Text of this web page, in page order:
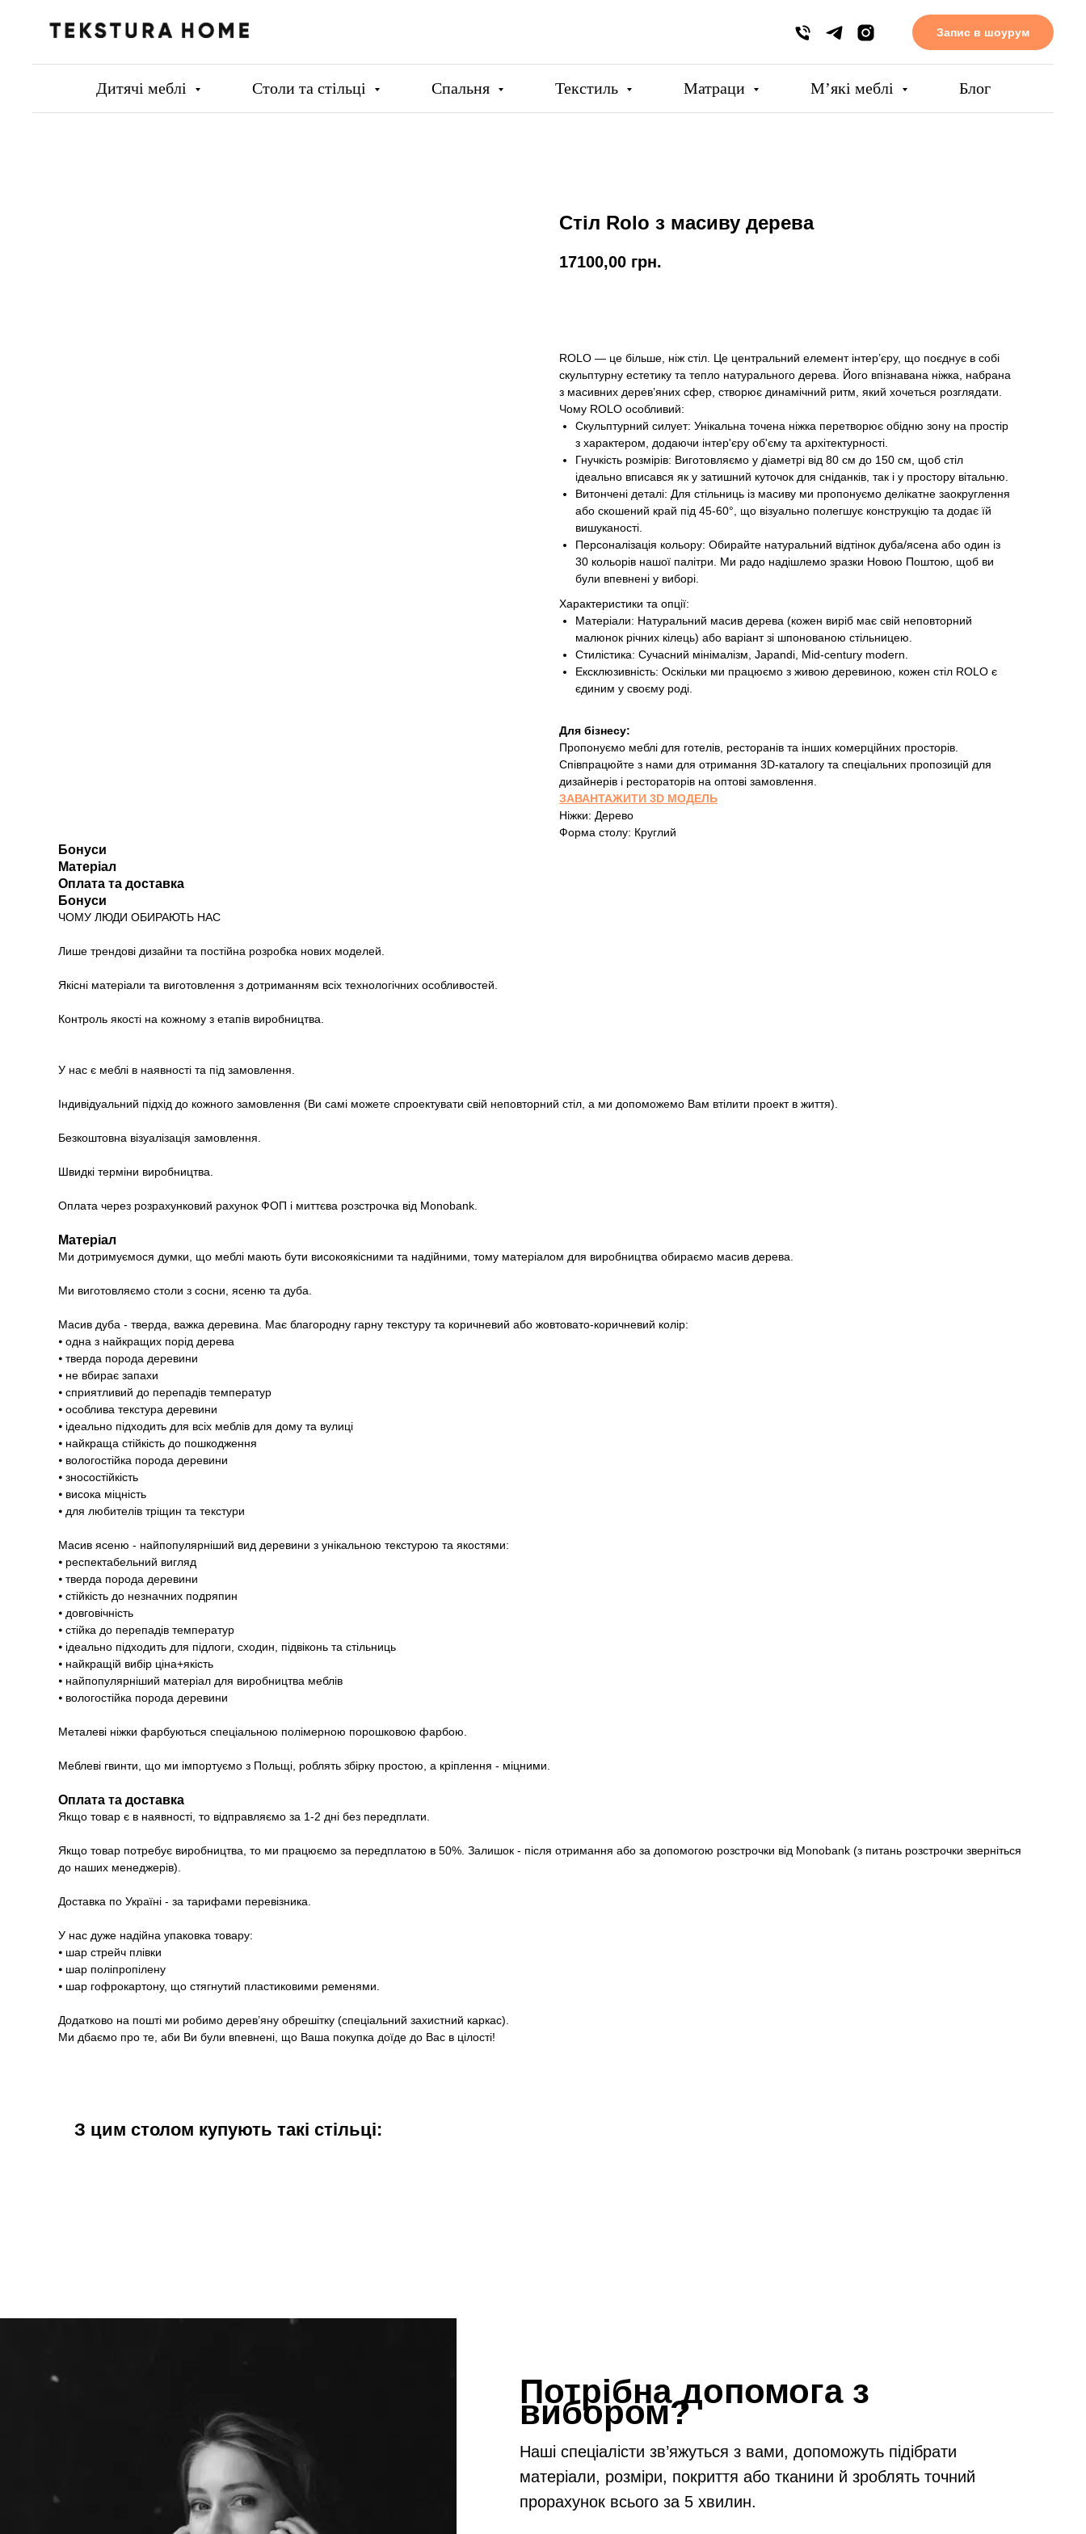
Запис в шоурум
Дитячі меблі Столи та стільці Спальня Текстиль Матраци Мʼякі меблі Блог
Стіл Rolo з масиву дерева
17100,00 грн.
ROLO — це більше, ніж стіл. Це центральний елемент інтер’єру, що поєднує в собі
скульптурну естетику та тепло натурального дерева. Його впізнавана ніжка, набрана
з масивних дерев’яних сфер, створює динамічний ритм, який хочеться розглядати.
Чому ROLO особливий:
Скульптурний силует: Унікальна точена ніжка перетворює обідню зону на простір
з характером, додаючи інтер'єру об'єму та архітектурності.
Гнучкість розмірів: Виготовляємо у діаметрі від 80 см до 150 см, щоб стіл
ідеально вписався як у затишний куточок для сніданків, так і у простору вітальню.
Витончені деталі: Для стільниць із масиву ми пропонуємо делікатне заокруглення
або скошений край під 45-60°, що візуально полегшує конструкцію та додає їй
вишуканості.
Персоналізація кольору: Обирайте натуральний відтінок дуба/ясена або один із
30 кольорів нашої палітри. Ми радо надішлемо зразки Новою Поштою, щоб ви
були впевнені у виборі.
Характеристики та опції:
Матеріали: Натуральний масив дерева (кожен виріб має свій неповторний
малюнок річних кілець) або варіант зі шпонованою стільницею.
Стилістика: Сучасний мінімалізм, Japandi, Mid-century modern.
Ексклюзивність: Оскільки ми працюємо з живою деревиною, кожен стіл ROLO є
єдиним у своєму роді.
Для бізнесу:
Пропонуємо меблі для готелів, ресторанів та інших комерційних просторів.
Співпрацюйте з нами для отримання 3D-каталогу та спеціальних пропозицій для
дизайнерів і рестораторів на оптові замовлення.
ЗАВАНТАЖИТИ 3D МОДЕЛЬ
Ніжки: Дерево
Форма столу: Круглий
Бонуси
Матеріал
Оплата та доставка
Бонуси
ЧОМУ ЛЮДИ ОБИРАЮТЬ НАС
Лише трендові дизайни та постійна розробка нових моделей.
Якісні матеріали та виготовлення з дотриманням всіх технологічних особливостей.
Контроль якості на кожному з етапів виробництва.
У нас є меблі в наявності та під замовлення.
Індивідуальний підхід до кожного замовлення (Ви самі можете спроектувати свій неповторний стіл, а ми допоможемо Вам втілити проект в життя).
Безкоштовна візуалізація замовлення.
Швидкі терміни виробництва.
Оплата через розрахунковий рахунок ФОП і миттєва розстрочка від Monobank.
Матеріал
Ми дотримуємося думки, що меблі мають бути високоякісними та надійними, тому матеріалом для виробництва обираємо масив дерева.
Ми виготовляємо столи з сосни, ясеню та дуба.
Масив дуба - тверда, важка деревина. Має благородну гарну текстуру та коричневий або жовтовато-коричневий колір:
⦁ одна з найкращих порід дерева
⦁ тверда порода деревини
⦁ не вбирає запахи
⦁ сприятливий до перепадів температур
⦁ особлива текстура деревини
⦁ ідеально підходить для всіх меблів для дому та вулиці
⦁ найкраща стійкість до пошкодження
⦁ вологостійка порода деревини
⦁ зносостійкість
⦁ висока міцність
⦁ для любителів тріщин та текстури
Масив ясеню - найпопулярніший вид деревини з унікальною текстурою та якостями:
⦁ респектабельний вигляд
⦁ тверда порода деревини
⦁ стійкість до незначних подряпин
⦁ довговічність
⦁ стійка до перепадів температур
⦁ ідеально підходить для підлоги, сходин, підвіконь та стільниць
⦁ найкращій вибір ціна+якість
⦁ найпопулярніший матеріал для виробництва меблів
⦁ вологостійка порода деревини
Металеві ніжки фарбуються спеціальною полімерною порошковою фарбою.
Меблеві гвинти, що ми імпортуємо з Польщі, роблять збірку простою, а кріплення - міцними.
Оплата та доставка
Якщо товар є в наявності, то відправляємо за 1-2 дні без передплати.
Якщо товар потребує виробництва, то ми працюємо за передплатою в 50%. Залишок - після отримання або за допомогою розстрочки від Monobank (з питань розстрочки зверніться
до наших менеджерів).
Доставка по Україні - за тарифами перевізника.
У нас дуже надійна упаковка товару:
⦁ шар стрейч плівки
⦁ шар поліпропілену
⦁ шар гофрокартону, що стягнутий пластиковими ременями.
Додатково на пошті ми робимо дерев’яну обрешітку (спеціальний захистний каркас).
Ми дбаємо про те, аби Ви були впевнені, що Ваша покупка доїде до Вас в цілості!
З цим столом купують такі стільці:
Потрібна допомога з
вибором?
Наші спеціалісти зв’яжуться з вами, допоможуть підібрати
матеріали, розміри, покриття або тканини й зроблять точний
прорахунок всього за 5 хвилин.